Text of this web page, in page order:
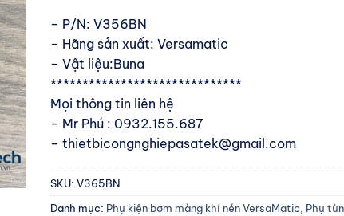
– P/N: V356BN
– Hãng sản xuất: Versamatic
– Vật liệu:Buna
******************************
Mọi thông tin liên hệ
– Mr Phú : 0932.155.687
– thietbicongnghiepasatek@gmail.com
SKU:V365BN
Danh mục: Phụ kiện bơm màng khí nén VersaMatic Phụ